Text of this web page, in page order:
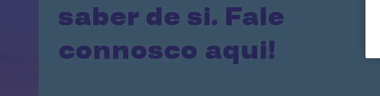
saber de si. Fale
connosco aqui!